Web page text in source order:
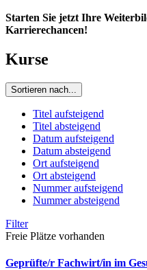
Starten Sie jetzt Ihre
Karrierechancen!
Kurse
Sortieren nach...
Titel aufsteigend
Titel absteigend
Datum aufsteigend
Datum absteigend
Ort aufsteigend
Ort absteigend
Nummer aufsteigend
Nummer absteigend
Filter
Freie Plätze vorhanden
Geprüfte/r Fachwirt/in im